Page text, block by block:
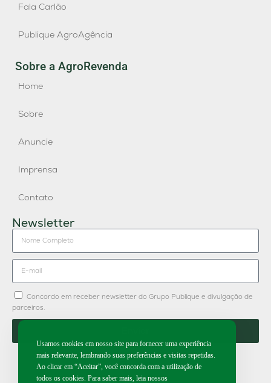
Fala Carlão
Publique AgroAgência
Sobre a AgroRevenda
Home
Sobre
Anuncie
Imprensa
Contato
Newsletter
Concordo em receber newsletter do Grupo Publique e divulgação de
parceiros.
Usamos cookies em nosso site para fornecer uma experiência
mais relevante, lembrando suas preferências e visitas repetidas.
Ao clicar em “Aceitar”, você concorda com a utilização de
todos os cookies. Para saber mais, leia nossos